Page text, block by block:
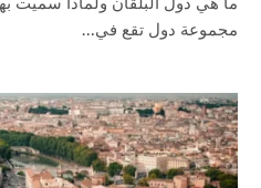
مجموعة دول تقع في…